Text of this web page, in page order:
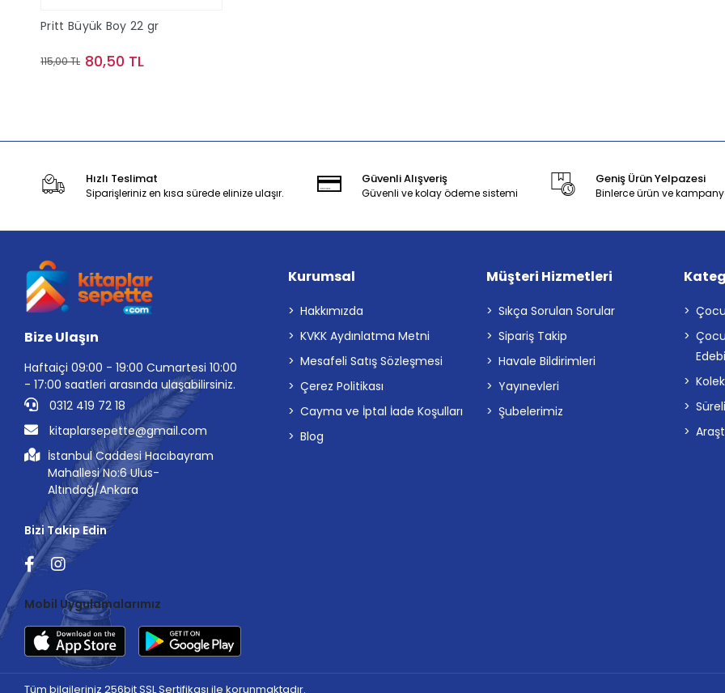
Pritt Büyük Boy 22 gr
115,00 TL 80,50 TL
Hızlı Teslimat
Siparişleriniz en kısa sürede elinize ulaşır.
Güvenli Alışveriş
Güvenli ve kolay ödeme sistemi
Geniş Ürün Yelpazesi
Binlerce ürün ve
Bize Ulaşın
Haftaiçi 09:00 - 19:00 Cumartesi 10:00
- 17:00 saatleri arasında ulaşabilirsiniz.
0312 419 72 18
kitaplarsepette@gmail.com
İstanbul Caddesi Hacıbayram
Mahallesi No:6 Ulus-
Altındağ/Ankara
Bizi Takip Edin
Mobil Uygulamalarımız
Kurumsal
Hakkımızda
KVKK Aydınlatma Metni
Mesafeli Satış Sözleşmesi
Çerez Politikası
Cayma ve İptal İade Koşulları
Blog
Müşteri Hizmetleri
Sıkça Sorulan Sorular
Sipariş Takip
Havale Bildirimleri
Yayınevleri
Şubelerimiz
Tüm bilgileriniz 256bit SSL Sertifikası ile korunmaktadır.